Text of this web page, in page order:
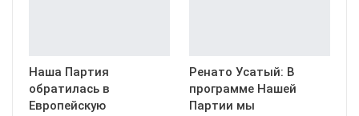
Наша Партия
обратилась в
Европейскую
Ренато Усатый: В
программе Нашей
Партии мы